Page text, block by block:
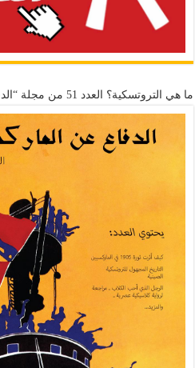
ما هي التروتسكية؟ العدد 51 من مجلة “الدفاع عن الماركسية”!